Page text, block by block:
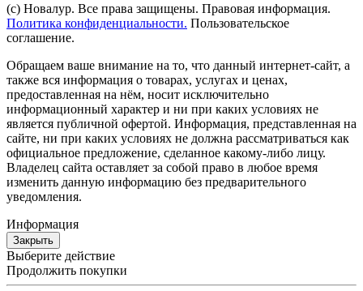
(с) Новалур. Все права защищены. Правовая информация.
Политика конфиденциальности. Пользовательское
соглашение.
Обращаем ваше внимание на то, что данный интернет-сайт, а
также вся информация о товарах, услугах и ценах,
предоставленная на нём, носит исключительно
информационный характер и ни при каких условиях не
является публичной офертой. Информация, представленная на
сайте, ни при каких условиях не должна рассматриваться как
официальное предложение, сделанное какому-либо лицу.
Владелец сайта оставляет за собой право в любое время
изменить данную информацию без предварительного
уведомления.
Информация
Закрыть
Выберите действие
Продолжить покупки